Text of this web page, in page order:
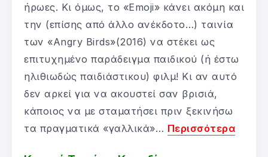
ήρωες. Κι όμως, το «Emoji» κάνει ακόμη και
την (επίσης από άλλο ανέκδοτο…) ταινία
των «Angry Birds»(2016) να στέκει ως
επιτυχημένο παράδειγμα παιδικού (ή έστω
ηλιθιωδώς παιδιάστικου) φιλμ! Κι αν αυτό
δεν αρκεί για να ακουστεί σαν βρισιά,
κάποιος να με σταματήσει πριν ξεκινήσω
τα πραγματικά «γαλλικά»… Περισσότερα